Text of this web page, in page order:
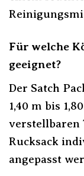
Für welche
geeignet?
Der Satch
1,40 m bis
verstellbaren
Rucksack
angepasst